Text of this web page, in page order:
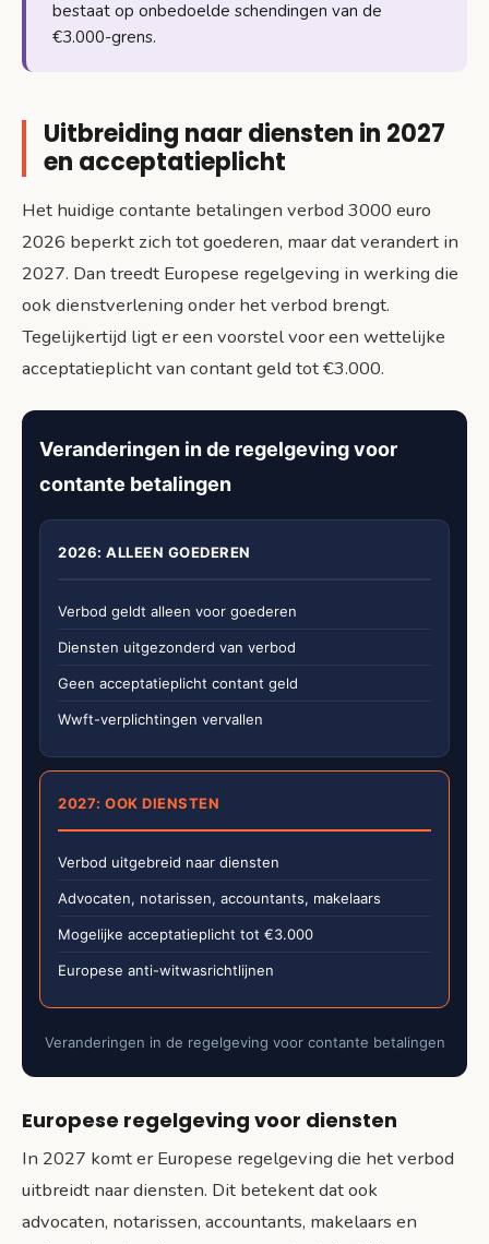
bestaat op onbedoelde schendingen van de
€3.000-grens.
Uitbreiding naar diensten in 2027
en acceptatieplicht
Het huidige contante betalingen verbod 3000 euro
2026 beperkt zich tot goederen, maar dat verandert in
2027. Dan treedt Europese regelgeving in werking die
ook dienstverlening onder het verbod brengt.
Tegelijkertijd ligt er een voorstel voor een wettelijke
acceptatieplicht van contant geld tot €3.000.
Veranderingen in de regelgeving voor
contante betalingen
2026: ALLEEN GOEDEREN
Verbod geldt alleen voor goederen
Diensten uitgezonderd van verbod
Geen acceptatieplicht contant geld
Wwft-verplichtingen vervallen
2027: OOK DIENSTEN
Verbod uitgebreid naar diensten
Advocaten, notarissen, accountants, makelaars
Mogelijke acceptatieplicht tot €3.000
Europese anti-witwasrichtlijnen
Veranderingen in de regelgeving voor contante betalingen
Europese regelgeving voor diensten
In 2027 komt er Europese regelgeving die het verbod
uitbreidt naar diensten. Dit betekent dat ook
advocaten, notarissen, accountants, makelaars en